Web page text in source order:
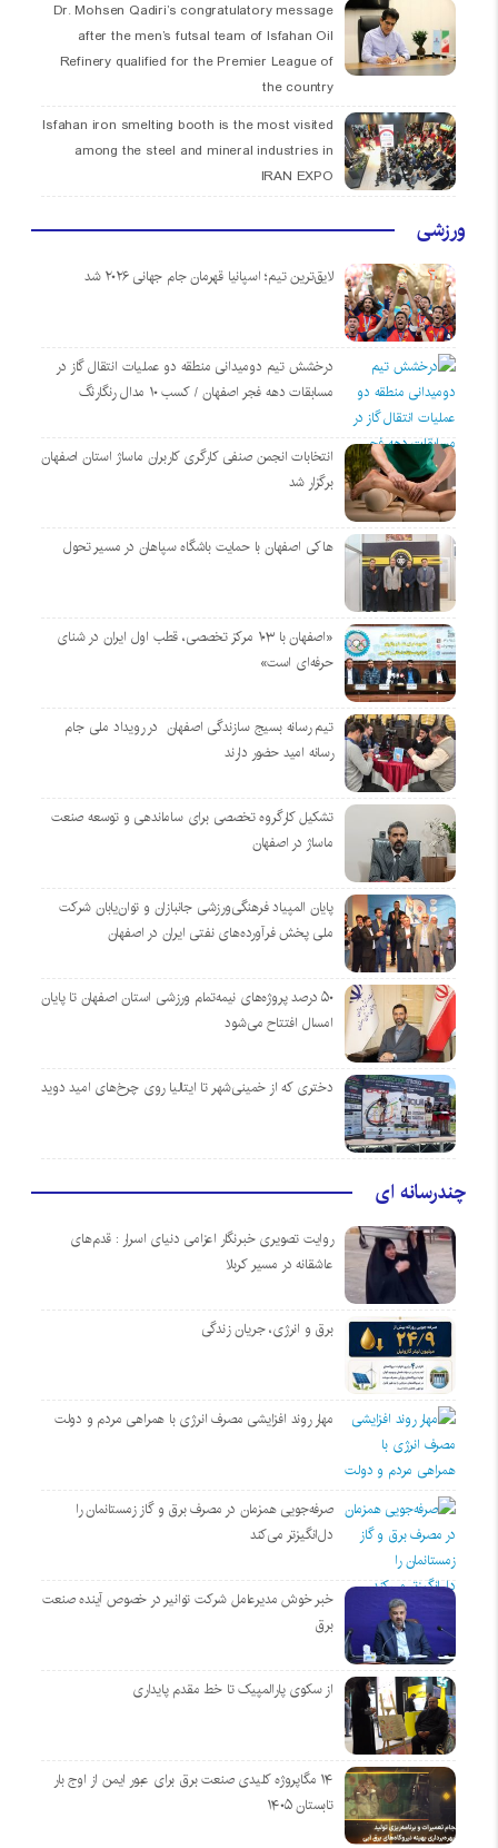
Dr. Mohsen Qadiri’s congratulatory message
after the men’s futsal team of Isfahan Oil
Refinery qualified for the Premier League of
the country
Isfahan iron smelting booth is the most visited
among the steel and mineral industries in
IRAN EXPO
ورزشی
لایق‌ترین تیم؛ اسپانیا قهرمان جام جهانی ۲۰۲۶ شد
درخشش تیم دومیدانی منطقه دو عملیات انتقال گاز در
مسابقات دهه فجر اصفهان / کسب ۱۰ مدال رنگارنگ
انتخابات انجمن صنفی کارگری کاربران ماساژ استان اصفهان
برگزار شد
هاکی اصفهان با حمایت باشگاه سپاهان در مسیر تحول
«اصفهان با ۱۰۳ مرکز تخصصی، قطب اول ایران در شنای
حرفه‌ای است»
تیم رسانه بسیج سازندگی اصفهان در رویداد ملی جام
رسانه امید حضور دارند
تشکیل کارگروه تخصصی برای ساماندهی و توسعه صنعت
ماساژ در اصفهان
پایان المپیاد فرهنگی‌ورزشی جانبازان و توان‌یابان شرکت
ملی پخش فرآورده‌های نفتی ایران در اصفهان
۵۰ درصد پروژه‌های نیمه‌تمام ورزشی استان اصفهان تا پایان
امسال افتتاح می‌شود
دختری که از خمینی‌شهر تا ایتالیا روی چرخ‌های امید دوید
چندرسانه ای
روایت تصویری خبرنگار اعزامی دنیای اسرار : قدم‌های
عاشقانه در مسیر کربلا
برق و انرژی، جریان زندگی
مهار روند افزایشی مصرف انرژی با همراهی مردم و دولت
صرفه‌جویی همزمان در مصرف برق و گاز زمستانمان را
دل‌انگیزتر می‌کند
خبر خوش مدیرعامل شرکت توانیر در خصوص آینده صنعت
برق
از سکوی پارالمپیک تا خط مقدم پایداری
۱۴ مگاپروژه‌ کلیدی صنعت برق برای عبور ایمن از اوج بار
تابستان ۱۴۰۵